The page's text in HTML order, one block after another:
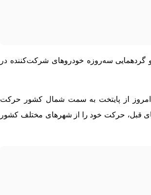
گردهمایی سه‌روزه خودروهای شرکت‌کننده در
کمپر و کاروان امروز از پایتخت به سمت شمال کشور حرکت
از روزهای قبل، حرکت خود را از شهرهای مختلف کشور